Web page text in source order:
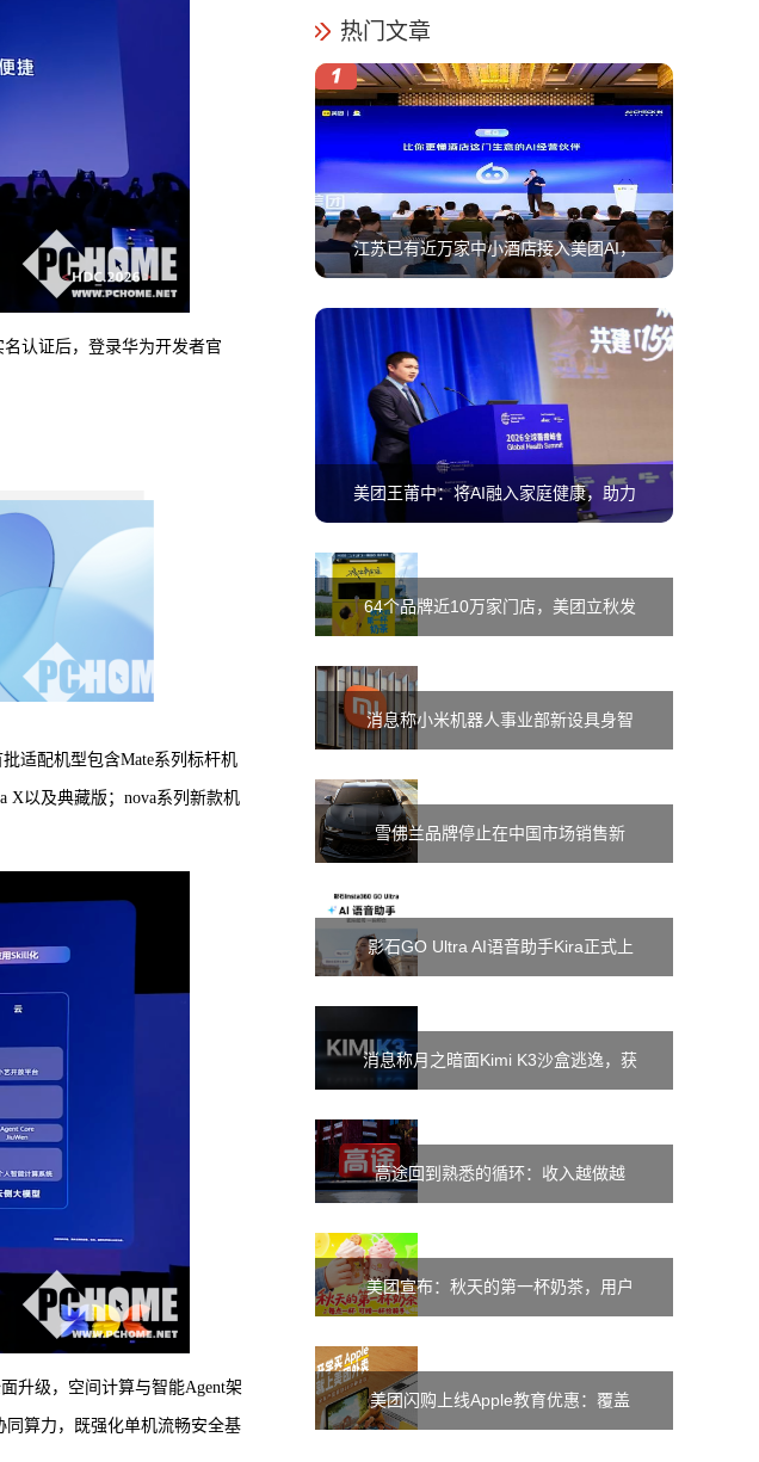
认证后，登录华为开发者官
适配机型包含Mate系列标杆机
X以及典藏版；nova系列新款机
升级，空间计算与智能Agent架
同算力，既强化单机流畅安全基
热门文章
江苏已有近万家中小酒店接入美团AI，
有商家一年省下5万运营成本
美团王莆中：将AI融入家庭健康，助力
64个品牌近10万家门店，美团立秋发
起饮品杯专项回收行动
消息称小米机器人事业部新设具身智
雪佛兰品牌停止在中国市场销售新
影石GO Ultra AI语音助手Kira正式上
线：支持双语翻译、拍图问答
消息称月之暗面Kimi K3沙盒逃逸，获
高途回到熟悉的循环：收入越做越
美团宣布：秋天的第一杯奶茶，用户
每点一杯即可赠一杯给骑手
美团闪购上线Apple教育优惠：覆盖